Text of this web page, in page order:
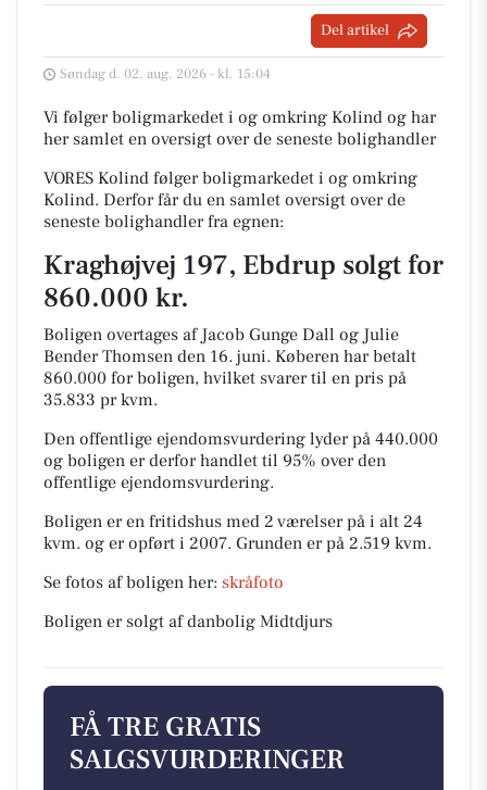
Del artikel
Søndag d. 02. aug. 2026 - kl. 15:04
Vi følger boligmarkedet i og omkring Kolind og har
her samlet en oversigt over de seneste bolighandler
VORES Kolind følger boligmarkedet i og omkring
Kolind. Derfor får du en samlet oversigt over de
seneste bolighandler fra egnen:
Kraghøjvej 197, Ebdrup solgt for
860.000 kr.
Boligen overtages af Jacob Gunge Dall og Julie
Bender Thomsen den 16. juni. Køberen har betalt
860.000 for boligen, hvilket svarer til en pris på
35.833 pr kvm.
Den offentlige ejendomsvurdering lyder på 440.000
og boligen er derfor handlet til 95% over den
offentlige ejendomsvurdering.
Boligen er en fritidshus med 2 værelser på i alt 24
kvm. og er opført i 2007. Grunden er på 2.519 kvm.
Se fotos af boligen her: skråfoto
Boligen er solgt af danbolig Midtdjurs
FÅ TRE GRATIS
SALGSVURDERINGER